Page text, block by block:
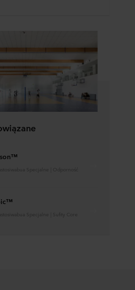
Specjalne | Odporność
Specjalne | Sufity Core